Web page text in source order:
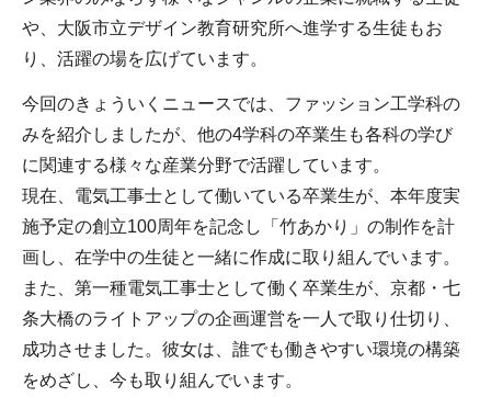
や、大阪市立デザイン教育研究所へ進学する生徒もお
り、活躍の場を広げています。
今回のきょういくニュースでは、ファッション工学科の
みを紹介しましたが、他の4学科の卒業生も各科の学び
に関連する様々な産業分野で活躍しています。
現在、電気工事士として働いている卒業生が、本年度実
施予定の創立100周年を記念し「竹あかり」の制作を計
画し、在学中の生徒と一緒に作成に取り組んでいます。
また、第一種電気工事士として働く卒業生が、京都・七
条大橋のライトアップの企画運営を一人で取り仕切り、
成功させました。彼女は、誰でも働きやすい環境の構築
をめざし、今も取り組んでいます。